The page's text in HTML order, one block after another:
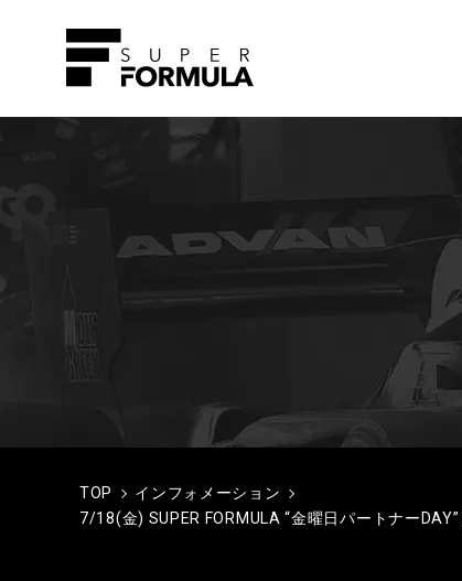
TOP
インフォメーション
7/18(⾦) SUPER FORMULA “⾦曜⽇パートナー